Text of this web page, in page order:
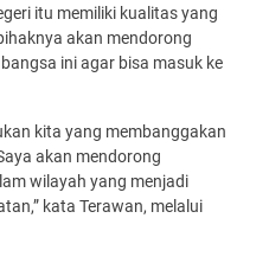
itu memiliki kualitas yang
akan mendorong
ini agar bisa masuk ke
kita yang membanggakan
akan mendorong
wilayah yang menjadi
kata Terawan, melalui